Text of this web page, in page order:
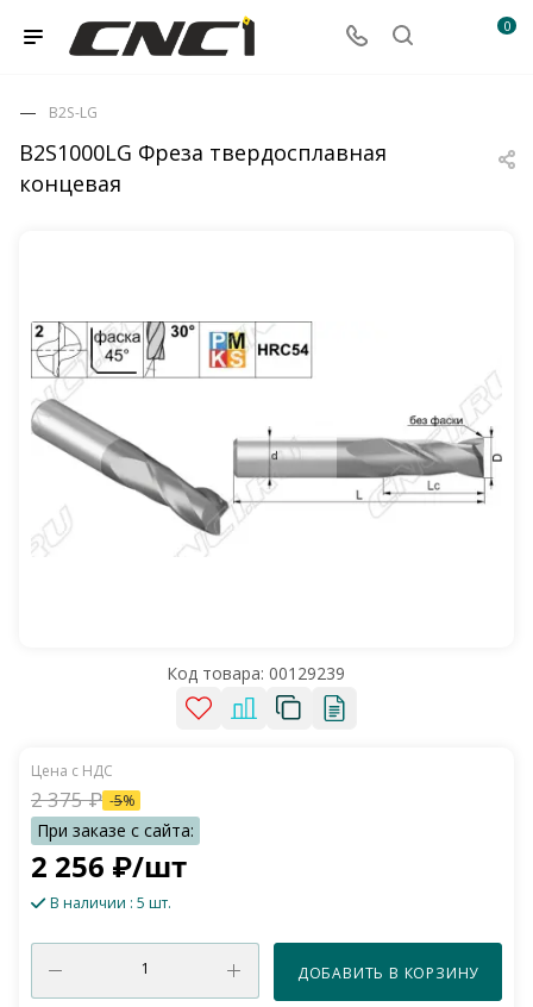
0
B2S1000LG Фреза твердосплавная
концевая
B2S-LG
Код товара: 00129239
2 256 ₽/шт
2 375₽ -5%
В наличии : 5 шт.
ДОБАВИТЬ В КОРЗИНУ